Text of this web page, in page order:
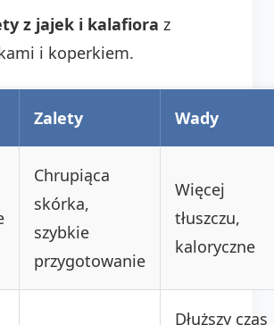
z jajek i kalafiora z
i koperkiem.
Zalety Wady
Chrupiąca
skórka,
szybkie
przygotowanie
Więcej
tłuszczu,
kaloryczne
Dłuższy czas